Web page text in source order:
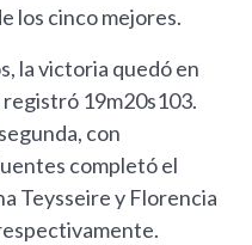
los cinco mejores.
la victoria quedó en
registró 19m20s103.
con
completó el
Teysseire y Florencia